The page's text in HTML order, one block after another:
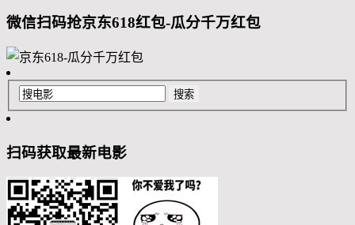
微信扫码抢京东618红包-瓜分千万红包
扫码获取最新电影